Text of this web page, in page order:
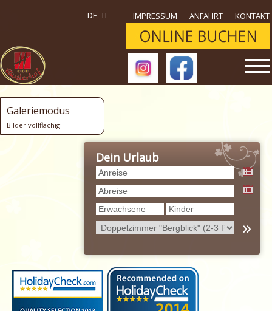
Galeriemodus
Bilder vollflächig
DE IT IMPRESSUM ANFAHRT KONTAKT
Dein Urlaub
»